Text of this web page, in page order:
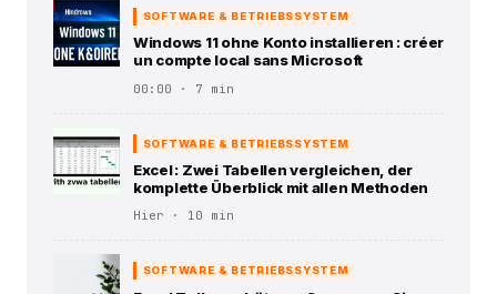
SOFTWARE & BETRIEBSSYSTEM
Windows 11 ohne Konto installieren : créer
un compte local sans Microsoft
00:00 · 7 min
SOFTWARE & BETRIEBSSYSTEM
Excel : Zwei Tabellen vergleichen, der
komplette Überblick mit allen Methoden
Hier · 10 min
SOFTWARE & BETRIEBSSYSTEM